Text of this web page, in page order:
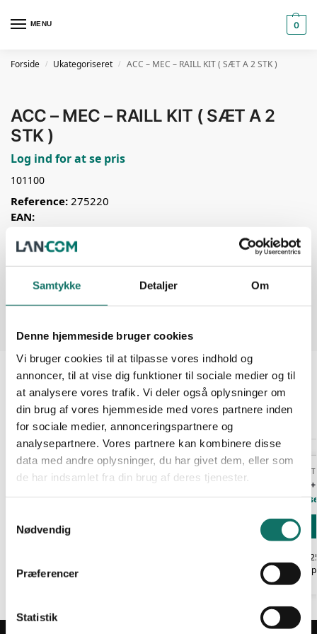
Samtykke Detaljer Om
Denne hjemmeside bruger cookies
Vi bruger cookies til at tilpasse vores indhold og
annoncer, til at vise dig funktioner til sociale medier og til
at analysere vores trafik. Vi deler også oplysninger om
din brug af vores hjemmeside med vores partnere inden
for sociale medier, annonceringspartnere og
analysepartnere. Vores partnere kan kombinere disse
data med andre oplysninger, du har givet dem, eller som
de har indsamlet fra din brug af deres tjenester.
k
Nødvendig
Præferencer
Statistik
MENU 0
Forside / Ukategoriseret / ACC – MEC – RAILL KIT ( SÆT A 2 STK )
ACC – MEC – RAILL KIT ( SÆT A 2
STK )
Log ind for at se pris
101100
Reference: 275220
EAN:
Print
Tilføj til favoritter
bliver leveret den efterfølgende hverdag.
Varenummer (SKU): 275220
Kategori: Ukategoriseret
Relaterede varer
3000VA UPS + 1 EPBAT ( 20 MIN )
Log ind for at se pris
Tilgængelig på restordre
UKATEGORISERET
3000VA UPS
Log ind for at
EAN:
Tilgængelig